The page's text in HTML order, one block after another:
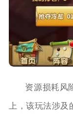
资源损耗风
上，该玩法涉